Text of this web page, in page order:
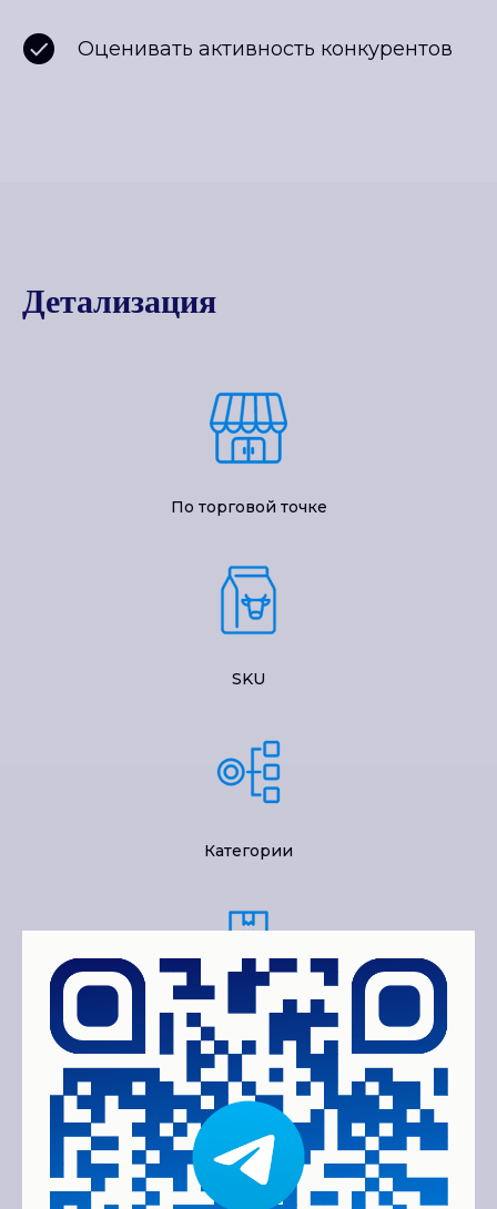
Оценивать активность конкурентов
Детализация
По торговой точке
SKU
Категории
Количеству
Рублям, обороту